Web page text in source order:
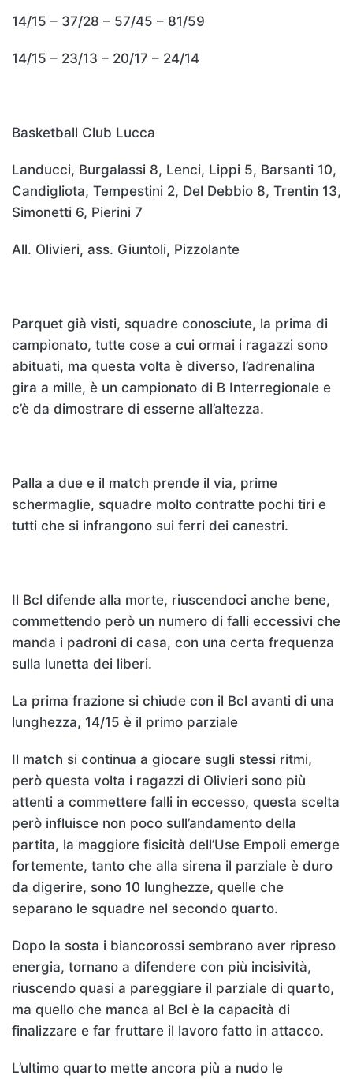
14/15 – 37/28 – 57/45 – 81/59
14/15 – 23/13 – 20/17 – 24/14
Basketball Club Lucca
Landucci, Burgalassi 8, Lenci, Lippi 5, Barsanti 10,
Candigliota, Tempestini 2, Del Debbio 8, Trentin 13,
Simonetti 6, Pierini 7
All. Olivieri, ass. Giuntoli, Pizzolante
Parquet già visti, squadre conosciute, la prima di
campionato, tutte cose a cui ormai i ragazzi sono
abituati, ma questa volta è diverso, l’adrenalina
gira a mille, è un campionato di B Interregionale e
c’è da dimostrare di esserne all’altezza.
Palla a due e il match prende il via, prime
schermaglie, squadre molto contratte pochi tiri e
tutti che si infrangono sui ferri dei canestri.
Il Bcl difende alla morte, riuscendoci anche bene,
commettendo però un numero di falli eccessivi che
manda i padroni di casa, con una certa frequenza
sulla lunetta dei liberi.
La prima frazione si chiude con il Bcl avanti di una
lunghezza, 14/15 è il primo parziale
Il match si continua a giocare sugli stessi ritmi,
però questa volta i ragazzi di Olivieri sono più
attenti a commettere falli in eccesso, questa scelta
però influisce non poco sull’andamento della
partita, la maggiore fisicità dell’Use Empoli emerge
fortemente, tanto che alla sirena il parziale è duro
da digerire, sono 10 lunghezze, quelle che
separano le squadre nel secondo quarto.
Dopo la sosta i biancorossi sembrano aver ripreso
energia, tornano a difendere con più incisività,
riuscendo quasi a pareggiare il parziale di quarto,
ma quello che manca al Bcl è la capacità di
finalizzare e far fruttare il lavoro fatto in attacco.
L’ultimo quarto mette ancora più a nudo le